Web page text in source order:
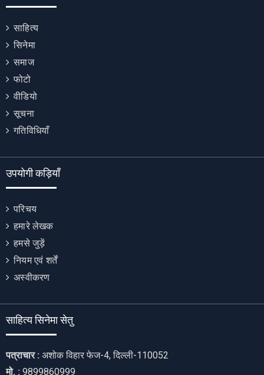
साहित्य
सिनेमा
समाज
फोटो
वीडियो
सूचना
गतिविधियाँ
उपयोगी कड़ियाँ
परिचय
हमारे लेखक
हमसे जुड़ें
नियम एवं शर्तें
अस्वीकरण
साहित्य सिनेमा सेतु
पत्राचार : अशोक विहार फेज-4, दिल्ली-110052
मो. : 9899860999